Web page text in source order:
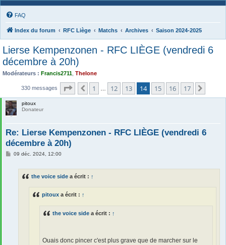
FAQ
Index du forum RFC Liège Matchs Archives Saison 2024-2025
Lierse Kempenzonen - RFC LIÈGE (vendredi 6
décembre à 20h)
Modérateurs : Francis2711 Thelone
330 messages Page 14 17
Précédente
1 12 13 14 15 16 17
pitoux
Donateur
Re: Lierse Kempenzonen - RFC LIÈGE (vendredi 6
décembre à 20h)
M09 déc. 2024, 12:00
the voice side a écrit : ↑
pitoux a écrit : ↑
the voice side a écrit : ↑
Ouais donc pincer c'est plus grave que de marcher sur le